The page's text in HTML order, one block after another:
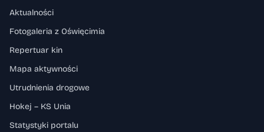
Aktualności
Fotogaleria z Oświęcimia
Repertuar kin
Mapa aktywności
Utrudnienia drogowe
Hokej – KS Unia
Statystyki portalu